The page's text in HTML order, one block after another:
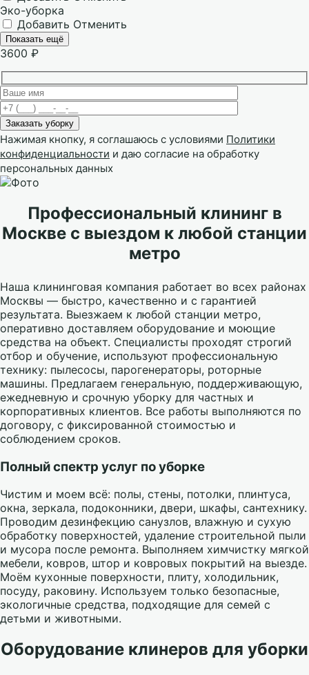
Эко-уборка
Добавить Отменить
Показать ещё
3600 ₽
Нажимая кнопку, я соглашаюсь с условиями Политики
конфиденциальности и даю согласие на обработку
персональных данных
Профессиональный клининг в
Москве с выездом к любой станции
метро
Наша клининговая компания работает во всех районах
Москвы — быстро, качественно и с гарантией
результата. Выезжаем к любой станции метро,
оперативно доставляем оборудование и моющие
средства на объект. Специалисты проходят строгий
отбор и обучение, используют профессиональную
технику: пылесосы, парогенераторы, роторные
машины. Предлагаем генеральную, поддерживающую,
ежедневную и срочную уборку для частных и
корпоративных клиентов. Все работы выполняются по
договору, с фиксированной стоимостью и
соблюдением сроков.
Полный спектр услуг по уборке
Чистим и моем всё: полы, стены, потолки, плинтуса,
окна, зеркала, подоконники, двери, шкафы, сантехнику.
Проводим дезинфекцию санузлов, влажную и сухую
обработку поверхностей, удаление строительной пыли
и мусора после ремонта. Выполняем химчистку мягкой
мебели, ковров, штор и ковровых покрытий на выезде.
Моём кухонные поверхности, плиту, холодильник,
посуду, раковину. Используем только безопасные,
экологичные средства, подходящие для семей с
детьми и животными.
Оборудование клинеров для уборки